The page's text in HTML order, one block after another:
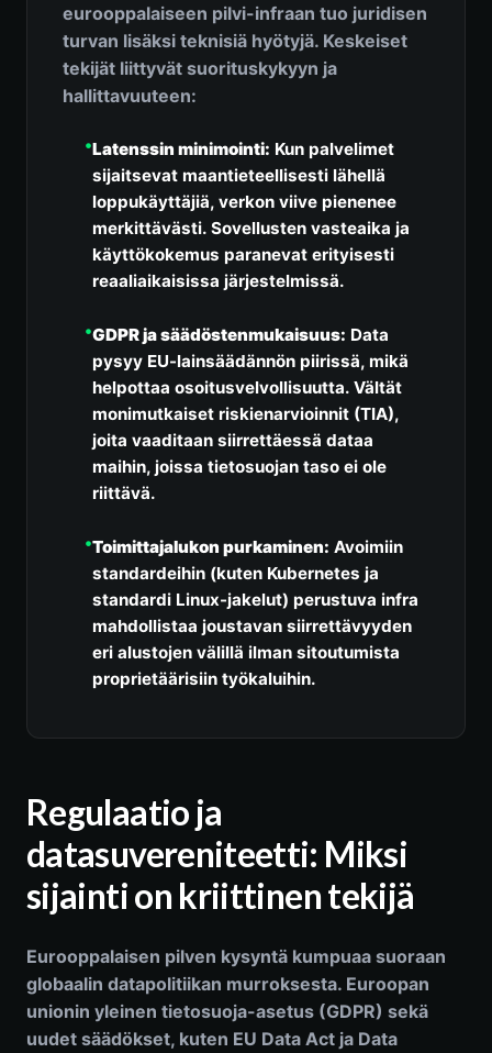
eurooppalaiseen pilvi-infraan tuo juridisen
turvan lisäksi teknisiä hyötyjä. Keskeiset
tekijät liittyvät suorituskykyyn ja
hallittavuuteen:
•Latenssin minimointi: Kun palvelimet
sijaitsevat maantieteellisesti lähellä
loppukäyttäjiä, verkon viive pienenee
merkittävästi. Sovellusten vasteaika ja
käyttökokemus paranevat erityisesti
reaaliaikaisissa järjestelmissä.
•GDPR ja säädöstenmukaisuus: Data
pysyy EU-lainsäädännön piirissä, mikä
helpottaa osoitusvelvollisuutta. Vältät
monimutkaiset riskienarvioinnit (TIA),
joita vaaditaan siirrettäessä dataa
maihin, joissa tietosuojan taso ei ole
riittävä.
•Toimittajalukon purkaminen: Avoimiin
standardeihin (kuten Kubernetes ja
standardi Linux-jakelut) perustuva infra
mahdollistaa joustavan siirrettävyyden
eri alustojen välillä ilman sitoutumista
proprietäärisiin työkaluihin.
Regulaatio ja
datasuvereniteetti: Miksi
sijainti on kriittinen tekijä
Eurooppalaisen pilven kysyntä kumpuaa suoraan
globaalin datapolitiikan murroksesta. Euroopan
unionin yleinen tietosuoja-asetus (GDPR) sekä
uudet säädökset, kuten EU Data Act ja Data